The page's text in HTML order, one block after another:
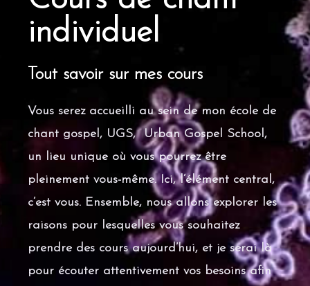
individuel
Tout savoir sur mes cours
Vous serez accueilli au sein de mon école de
chant gospel, UGS, Urban Gospel School,
un lieu unique où vous pourrez être
pleinement vous-même. Ici, l’élément central,
c’est vous. Ensemble, nous allons explorer les
raisons pour lesquelles vous souhaitez
prendre des cours aujourd’hui, et je serai là
pour écouter attentivement vos besoins afin